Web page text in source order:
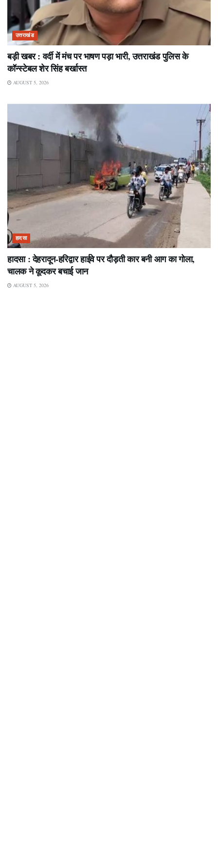
उत्तराखंड
बड़ी खबर : वर्दी में मंच पर भाषण पड़ा भारी, उत्तराखंड पुलिस के
कॉन्स्टेबल शेर सिंह बर्खास्त
AUGUST 5, 2026
हादसा
हादसा : देहरादून-हरिद्वार हाईवे पर दौड़ती कार बनी आग का गोला,
चालक ने कूदकर बचाई जान
AUGUST 5, 2026